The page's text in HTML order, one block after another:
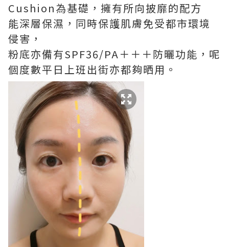
Cushion為基礎，擁有所向披靡的配方
能深層保濕，同時保護肌膚免受都市環境
侵害，
粉底亦備有SPF36/PA＋＋＋防曬功能，呢
個度數平日上班出街亦都夠晒用。